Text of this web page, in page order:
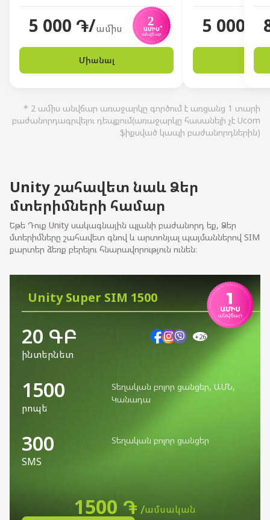
5 000 ֏/ամիս
Միանալ
5 000 ֏/
* 2 ամիս անվճար առաջարկը գործում է առցանց 1 տարի
բաժանորդագրվելու դեպքում(առաջարկը հասանելի չէ Ucom
ֆիքսված կապի բաժանորդներին)
Unity շահավետ նաև Ձեր
մտերիմների համար
Եթե Դուք Unity սակագնային պլանի բաժանորդ եք, Ձեր
մտերիմները շահավետ գնով և արտոնյալ պայմաններով SIM
քարտեր ձեռք բերելու հնարավորություն ունեն։
Unity Super SIM 1500
20 ԳԲ
ինտերնետ
+26
1500
րոպե
Տեղական բոլոր ցանցեր, ԱՄՆ,
Կանադա
300
SMS
Տեղական բոլոր ցանցեր
1500 ֏ ամսական